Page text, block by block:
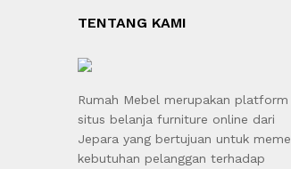
TENTANG KAMI
Rumah Mebel merupakan platform
situs belanja furniture online dari
Jepara yang bertujuan untuk
kebutuhan pelanggan terhadap